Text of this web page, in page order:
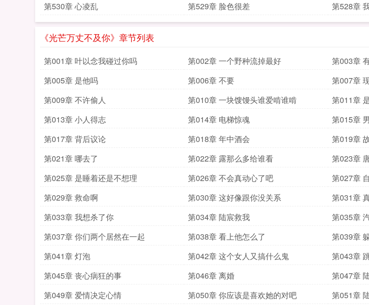
第530章 心凌乱
第529章 脸色很差 第528章
《光芒万丈不及你》章节列表
第001章 叶以念我碰过你吗 第002章 一个野种流掉最好 第003章
第005章 是他吗
第006章 不要 第007章
第009章 不许偷人
第010章 一块馊馒头谁爱啃谁啃 第011章
第013章 小人得志
第014章 电梯惊魂 第015章
第017章 背后议论
第018章 年中酒会 第019章
第021章 哪去了
第022章 露那么多给谁看 第023章
第025章 是睡着还是不想理
第026章 不会真动心了吧 第027章
第029章 救命啊
第030章 这好像跟你没关系 第031章
第033章 我想杀了你
第034章 陆宸救我 第035章
第037章 你们两个居然在一起
第038章 看上他怎么了 第039章
第041章 灯泡
第042章 这个女人又搞什么鬼 第043章
第045章 丧心病狂的事
第046章 离婚 第047章
第049章 爱情决定心情
第050章 你应该是喜欢她的对吧 第051章